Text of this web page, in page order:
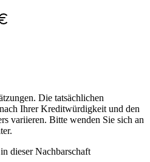
Die tatsächlichen
Ihrer Kreditwürdigkeit und den
variieren. Bitte wenden Sie sich an
dieser Nachbarschaft